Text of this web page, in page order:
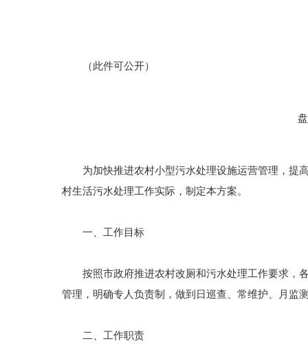
（此件可公开）
为加快推进农村小型污水处理设施运营管理，提高
村生活污水处理工作实际，制定本方案。
一、工作目标
按照市政府推进农村改厕和污水处理工作要求，各
管理，明确专人负责制，做到日巡查、常维护、月监
二、工作职责